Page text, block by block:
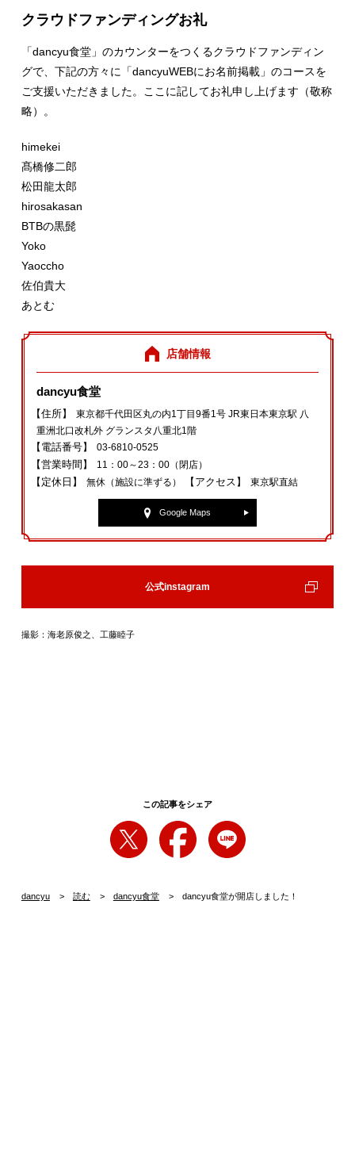
クラウドファンディングお礼
「dancyu食堂」のカウンターをつくるクラウドファンディン
グで、下記の方々に「dancyuWEBにお名前掲載」のコースを
ご支援いただきました。ここに記してお礼申し上げます（敬称
略）。
himekei
髙橋修二郎
松田龍太郎
hirosakasan
BTBの黒髭
Yoko
Yaoccho
佐伯貴大
あとむ
店舗情報
dancyu食堂
【住所】
東京都千代田区丸の内1丁目9番1号 JR東日本東京駅 八
重洲北口改札外 グランスタ八重北1階
【電話番号】 03‐6810‐0525
【営業時間】 11：00～23：00（閉店）
【定休日】 無休（施設に準ずる） 【アクセス】 東京駅直結
Google Maps
公式instagram
撮影：海老原俊之、工藤睦子
この記事をシェア
dancyu 読む dancyu食堂 dancyu食堂が開店しました！